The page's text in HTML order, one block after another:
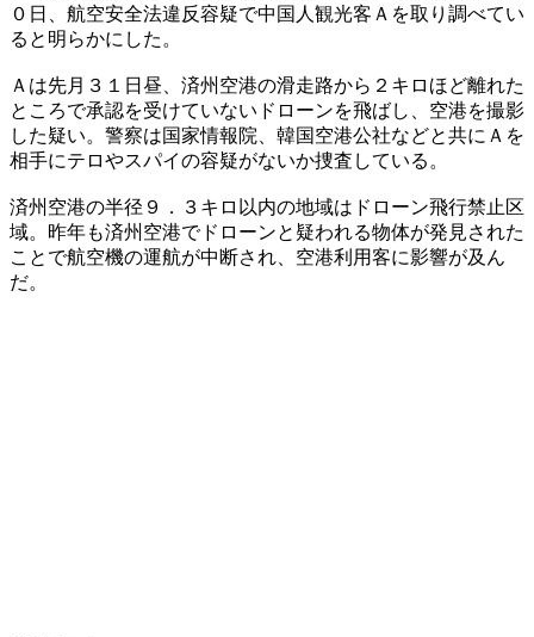
０日、航空安全法違反容疑で中国人観光客Ａを取り調べてい
ると明らかにした。
Ａは先月３１日昼、済州空港の滑走路から２キロほど離れた
ところで承認を受けていないドローンを飛ばし、空港を撮影
した疑い。警察は国家情報院、韓国空港公社などと共にＡを
相手にテロやスパイの容疑がないか捜査している。
済州空港の半径９．３キロ以内の地域はドローン飛行禁止区
域。昨年も済州空港でドローンと疑われる物体が発見された
ことで航空機の運航が中断され、空港利用客に影響が及ん
だ。